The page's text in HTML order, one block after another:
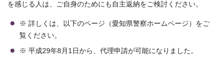
を感じる人は、ご自身のためにも自主返納をご検討ください。
※ 詳しくは、以下のページ（愛知県警察ホームページ）をご
覧ください。
※ 平成29年8月1日から、代理申請が可能になりました。